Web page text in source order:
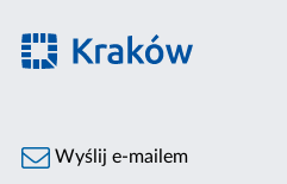
Wyślij e-mailem